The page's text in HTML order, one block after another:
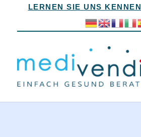
LERNEN SIE UNS KENNEN